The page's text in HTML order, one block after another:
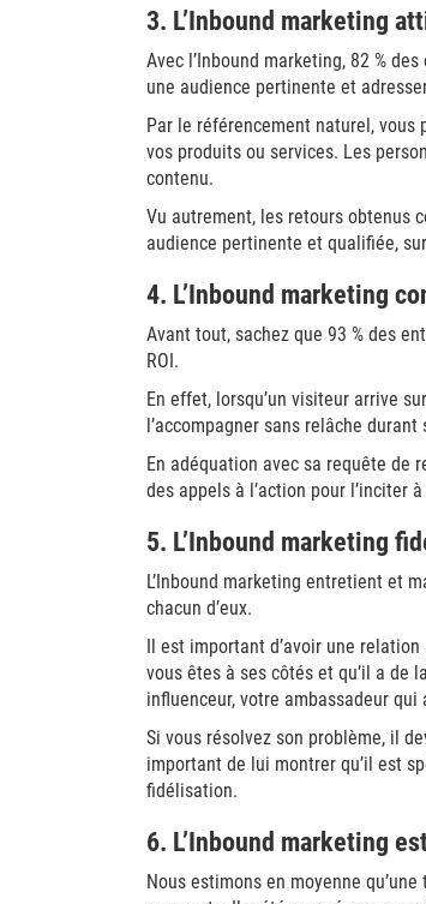
3. L’Inbound marketing
Avec l’Inbound marketing, 82 %
une audience pertinente et
Par le référencement naturel,
vos produits ou services. Les
contenu.
Vu autrement, les retours obtenus
audience pertinente et qualifiée,
4. L’Inbound marketing
Avant tout, sachez que 93 % des
ROI.
En effet, lorsqu’un visiteur arrive
l’accompagner sans relâche
En adéquation avec sa requête de
des appels à l’action pour l’inciter
5. L’Inbound marketing
L’Inbound marketing entretient et
chacun d’eux.
Il est important d’avoir une
vous êtes à ses côtés et qu’il a de
influenceur, votre ambassadeur
Si vous résolvez son problème, il
important de lui montrer qu’il est
fidélisation.
6. L’Inbound marketing
Nous estimons en moyenne